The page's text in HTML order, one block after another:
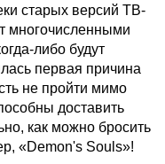
старых версий ТВ-
многочисленными
либо будут
первая причина
не пройти мимо
доставить
как можно бросить
«Demon's Souls»!